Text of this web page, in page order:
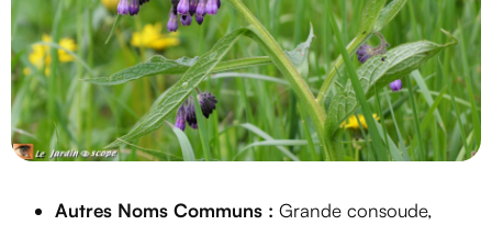
Autres Noms Communs : Grande consoude,